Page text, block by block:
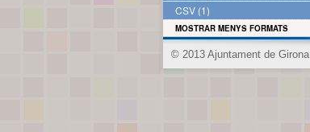
CSV (1)
MOSTRAR MENYS FORMATS
© 2013 Ajuntament de Girona